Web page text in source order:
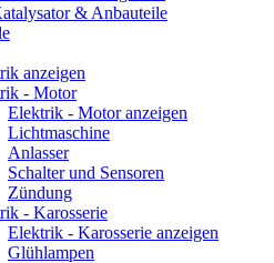
& Anbauteile
anzeigen
- Motor
Elektrik - Motor anzeigen
Lichtmaschine
Anlasser
Schalter und Sensoren
Zündung
- Karosserie
Elektrik - Karosserie anzeigen
Glühlampen